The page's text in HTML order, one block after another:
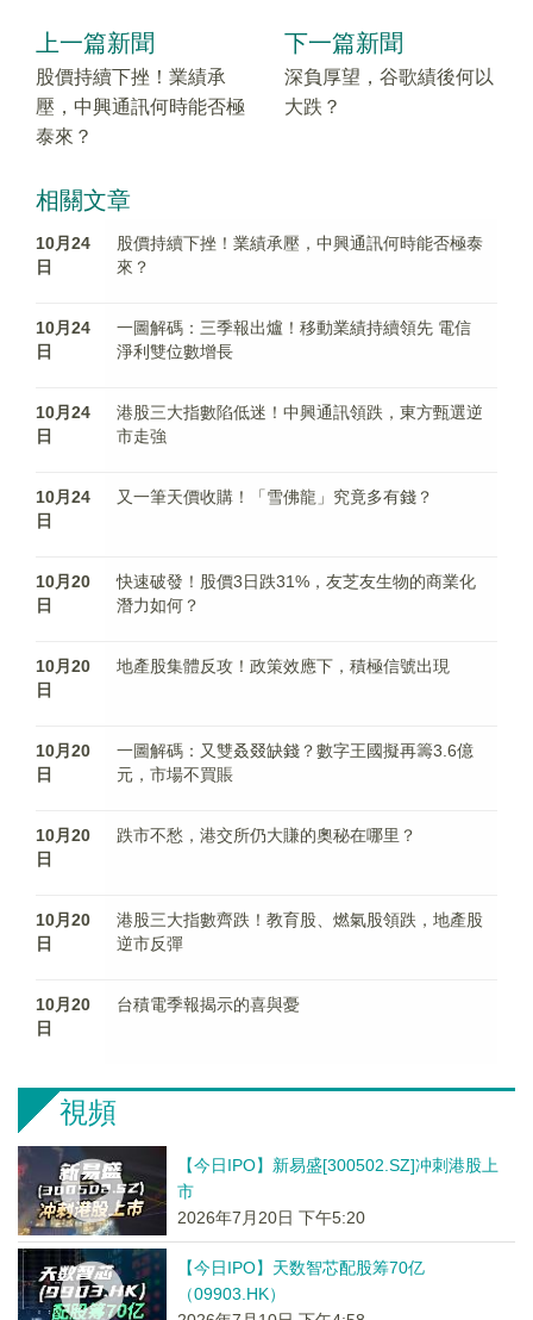
上一篇新聞
股價持續下挫！業績承
壓，中興通訊何時能否極
泰來？
下一篇新聞
深負厚望，谷歌績後何以
大跌？
相關文章
10月24
日
股價持續下挫！業績承壓，中興通訊何時能否極泰
來？
10月24
日
一圖解碼：三季報出爐！移動業績持續領先 電信
淨利雙位數增長
10月24
日
港股三大指數陷低迷！中興通訊領跌，東方甄選逆
市走強
10月24
日
又一筆天價收購！「雪佛龍」究竟多有錢？
10月20
日
快速破發！股價3日跌31%，友芝友生物的商業化
潛力如何？
10月20
日
地產股集體反攻！政策效應下，積極信號出現
10月20
日
一圖解碼：又雙叒叕缺錢？數字王國擬再籌3.6億
元，市場不買賬
10月20
日
跌市不愁，港交所仍大賺的奧秘在哪里？
10月20
日
港股三大指數齊跌！教育股、燃氣股領跌，地產股
逆市反彈
10月20
日
台積電季報揭示的喜與憂
視頻
【今日IPO】新易盛[300502.SZ]冲刺港股上
市
2026年7月20日 下午5:20
【今日IPO】天数智芯配股筹70亿
（09903.HK）